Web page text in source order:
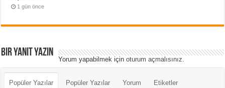
1 gün önce
Bir yanıt yazın
Yorum yapabilmek içinoturum açmalısınız
Popüler Yazılar Popüler Yazılar Yorum Etiketler